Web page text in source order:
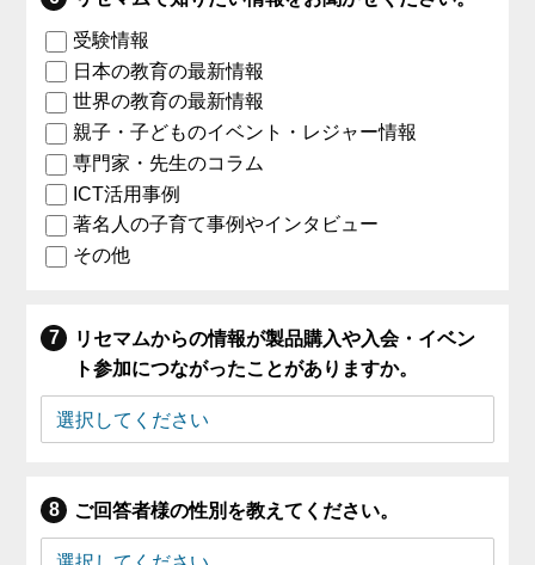
受験情報
日本の教育の最新情報
世界の教育の最新情報
親子・子どものイベント・レジャー情報
専門家・先生のコラム
ICT活用事例
著名人の子育て事例やインタビュー
その他
リセマムからの情報が製品購入や入会・イベン
ト参加につながったことがありますか。
ご回答者様の性別を教えてください。